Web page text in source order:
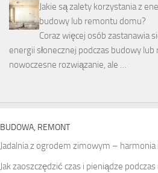
Jakie są zalety korzystania z
budowy lub remontu domu?
Coraz więcej osób zastanawia
energii słonecznej podczas budowy
nowoczesne rozwiązanie, ale …
BUDOWA, REMONT
Jadalnia z ogrodem zimowym –
Jak zaoszczędzić czas i pieniądze